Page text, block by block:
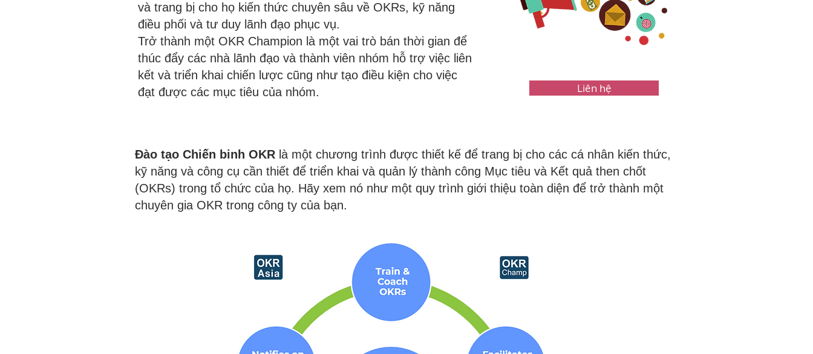
và trang bị cho họ kiến thức chuyên sâu về OKRs, kỹ năng
điều phối và tư duy lãnh đạo phục vụ.
Trở thành một OKR Champion là một vai trò bán thời gian để
thúc đẩy các nhà lãnh đạo và thành viên nhóm hỗ trợ việc liên
kết và triển khai chiến lược cũng như tạo điều kiện cho việc
đạt được các mục tiêu của nhóm.
Liên hệ
Đào tạo Chiến binh OKR là một chương trình được thiết kế để trang bị cho các cá nhân kiến thức,
kỹ năng và công cụ cần thiết để triển khai và quản lý thành công Mục tiêu và Kết quả then chốt
(OKRs) trong tổ chức của họ. Hãy xem nó như một quy trình giới thiệu toàn diện để trở thành một
chuyên gia OKR trong công ty của bạn.